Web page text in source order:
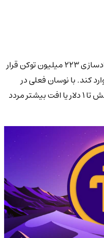
ارز دیجیتال پای (Pi Coin) در آستانه آزادسازی ۲۲۳ میلیون توکن قرار
کند. با نوسان فعلی در
محدوده ۰.۶۶ دلار، تحلیل‌گران بین جهش تا ۱ دلار یا افت بیشتر مردد